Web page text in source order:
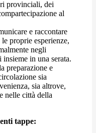
provinciali, dei
al
e raccontare
proprie esperienze,
negli
in una serata.
preparazione e
sia
sia altrove,
nelle città della
tappe: